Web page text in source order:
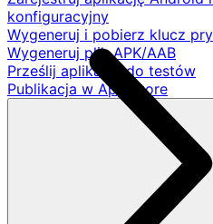
konfiguracyjny
Wygeneruj i pobierz klucz
Wygeneruj plik APK/AAB
Prześlij aplikację do testów
Publikacja w App Store